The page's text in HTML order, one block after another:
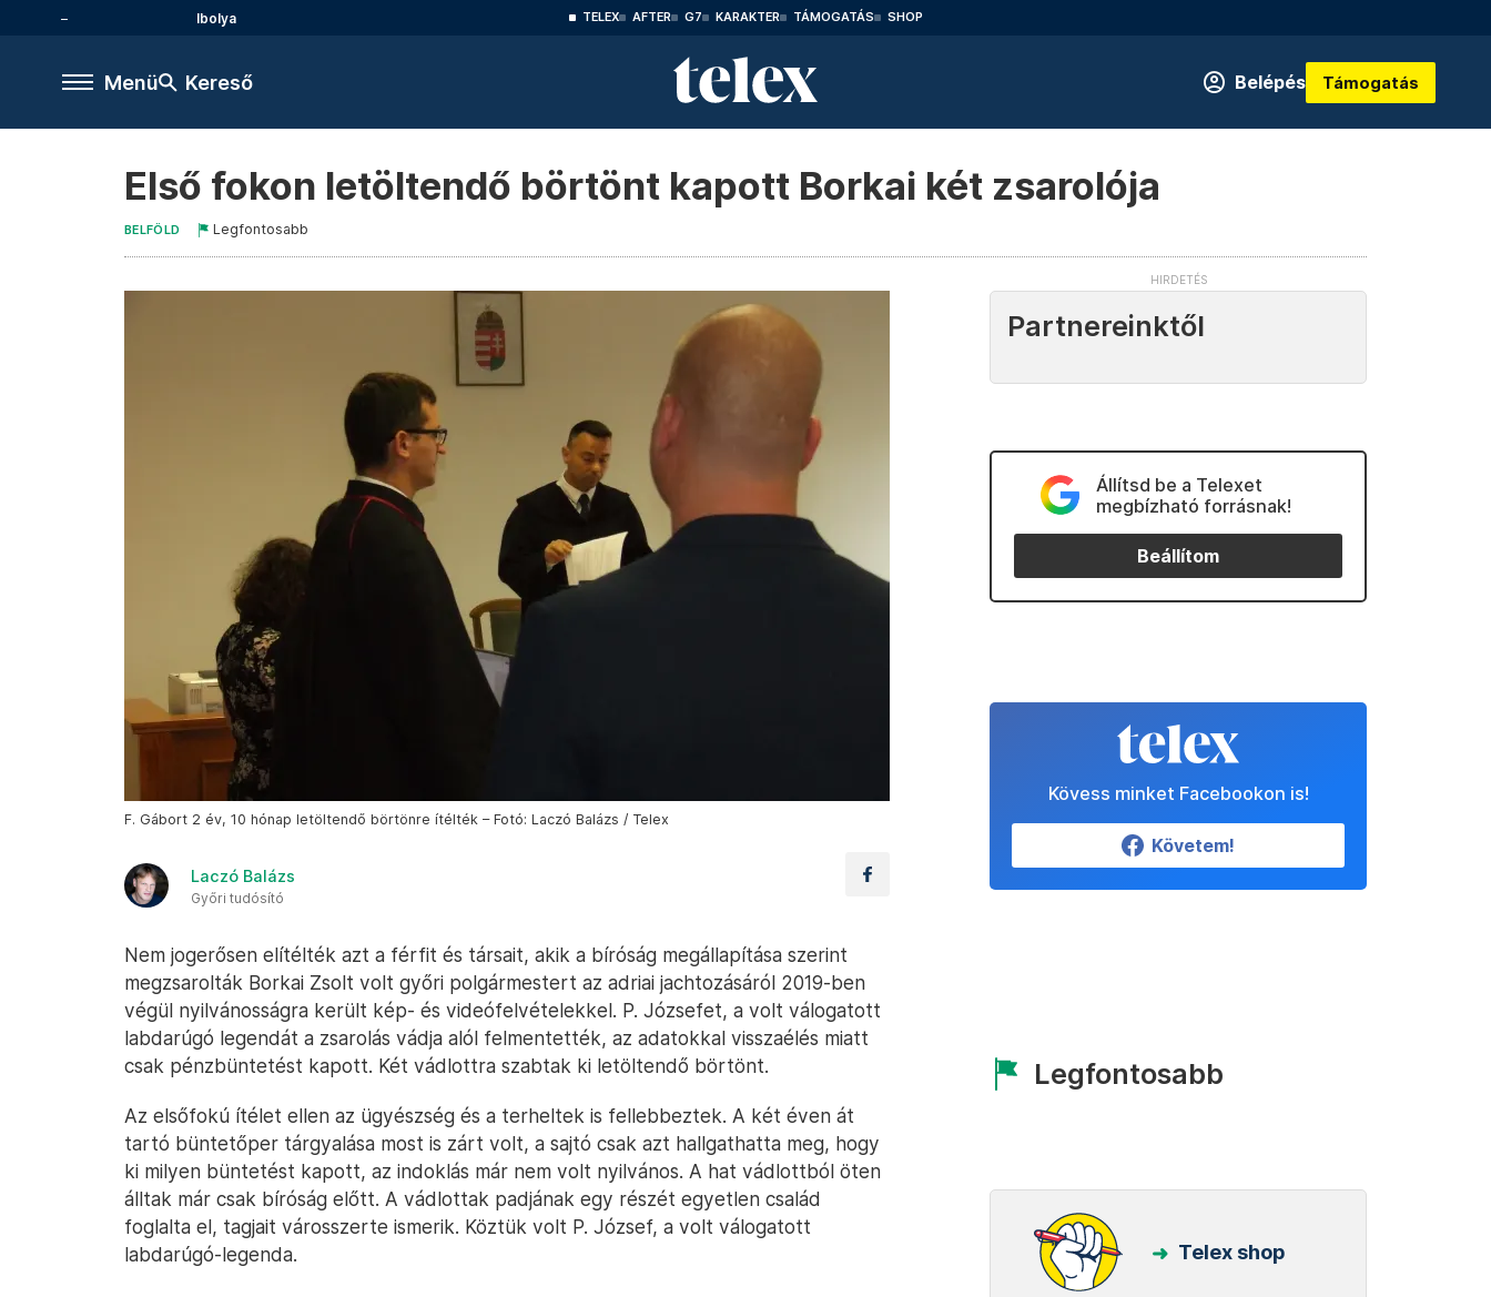
Ibolya TELEX AFTER G7 KARAKTER TÁMOGATÁS SHOP
Menü Kereső Belépés Támogatás
Első fokon letöltendő börtönt kapott Borkai két zsarolója
BELFÖLD Legfontosabb
F. Gábort 2 év, 10 hónap letöltendő börtönre ítélték – Fotó: Laczó Balázs / Telex
Laczó Balázs
Győri tudósító
Nem jogerősen elítélték azt a férfit és társait, akik a bíróság megállapítása szerint
megzsarolták Borkai Zsolt volt győri polgármestert az adriai jachtozásáról 2019-ben
végül nyilvánosságra került kép- és videófelvételekkel. P. Józsefet, a volt válogatott
labdarúgó legendát a zsarolás vádja alól felmentették, az adatokkal visszaélés miatt
csak pénzbüntetést kapott. Két vádlottra szabtak ki letöltendő börtönt.
Az elsőfokú ítélet ellen az ügyészség és a terheltek is fellebbeztek. A két éven át
tartó büntetőper tárgyalása most is zárt volt, a sajtó csak azt hallgathatta meg, hogy
ki milyen büntetést kapott, az indoklás már nem volt nyilvános. A hat vádlottból öten
álltak már csak bíróság előtt. A vádlottak padjának egy részét egyetlen család
foglalta el, tagjait városszerte ismerik. Köztük volt P. József, a volt válogatott
labdarúgó-legenda.
Partnereinktől
Állítsd be a Telexet
megbízható forrásnak!
Beállítom
Kövess minket Facebookon is!
Követem!
Legfontosabb
Telex shop